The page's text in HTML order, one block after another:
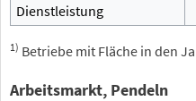
Dienstleistung
1) Betriebe mit Fläche in den
Arbeitsmarkt, Pendeln